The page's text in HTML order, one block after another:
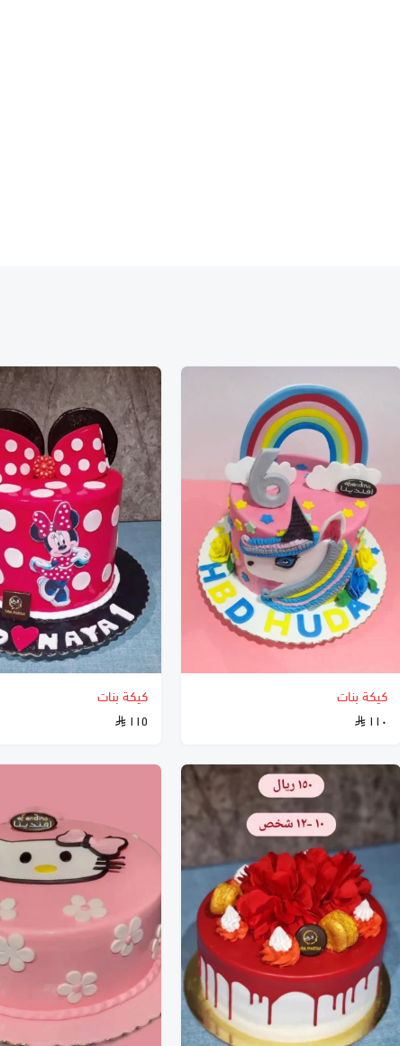
كيكة بنات
١١٠
كيكة بنات
١١٥